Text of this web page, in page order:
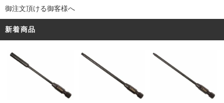
御注文頂ける御客様へ
新着商品